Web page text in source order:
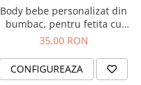
Body bebe personalizat din
bumbac, pentru fetita cu
nume si unicorn, cadou
35,00 RON
CONFIGUREAZA